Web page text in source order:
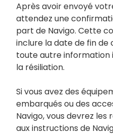
Après avoir envoyé
attendez une
part de Navigo. Cette
inclure la date de fin
toute autre
la résiliation.
Si vous avez des
embarqués ou des
Navigo, vous devrez
aux instructions de